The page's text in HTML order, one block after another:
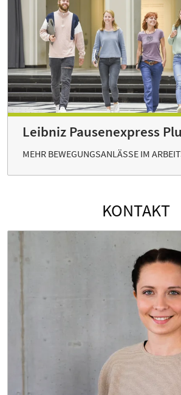
Leibniz Pausenexpress
MEHR BEWEGUNGSANLÄSSE IM
KONTAKT